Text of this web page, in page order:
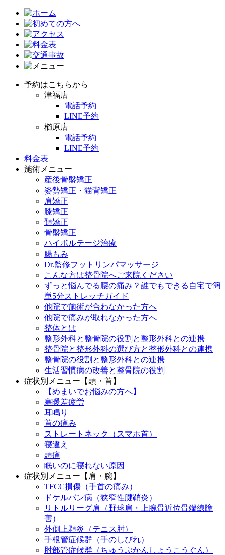
予約はこちらから
津福店
電話予約
LINE予約
櫛原店
電話予約
LINE予約
料金表
施術メニュー
産後骨盤矯正
姿勢矯正・猫背矯正
肩矯正
膝矯正
頚矯正
骨盤矯正
ハイボルテージ治療
腸もみ
Dr.監修フットリンパマッサージ
こんな方は整骨院へご来院ください
ずっと悩んでる腰の痛み？誰でもできる自宅で簡
単5分ストレッチガイド
他院で施術が合わなかった方へ
他院で痛みが取れなかった方へ
整体とは
整形外科と整骨院の役割と整形外科との連携
整骨院と整形外科の選び方と整形外科との連携
整骨院の役割と整形外科との連携
生活習慣病の改善と整骨院の役割
症状別メニュー【頭・首】
【めまいでお悩みの方へ】
寒暖差疲労
耳鳴り
首の痛み
ストレートネック（スマホ首）
寝違え
頭痛
眠いのに寝れない原因
症状別メニュー【肩・腕】
TFCC損傷（手首の痛み）
ドケルバン病（狭窄性腱鞘炎）
リトルリーグ肩（野球肩・上腕骨近位骨端線障
害）
外側上顆炎（テニス肘）
手根管症候群（手のしびれ）
肘部管症候群（ちゅうぶかんしょうこうぐん）